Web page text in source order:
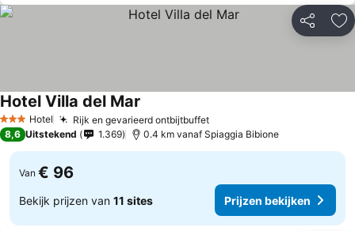
Delen
3 SterrenHotel Rijk en gevarieerd ontbijtbuffetPrijzen bekijken
Hotel Villa del Mar
8,6 Uitstekend 1.369 0.4 km vanaf Spiaggia Bibione
Van € 96
Bekijk prijzen van 11 sites Prijzen bekijken